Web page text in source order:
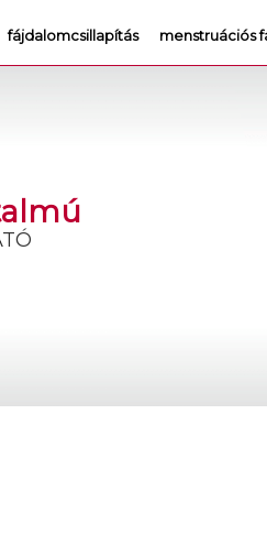
fájdalomcsillapítás menstruációs